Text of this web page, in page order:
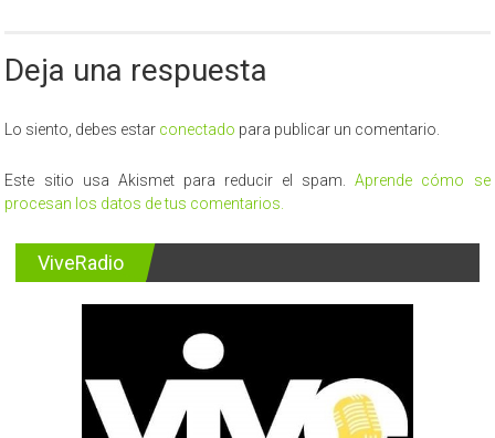
Deja una respuesta
Lo siento, debes estar conectado para publicar un comentario.
Este sitio usa Akismet para reducir el spam.Aprende cómo se
procesan los datos de tus comentarios.
ViveRadio